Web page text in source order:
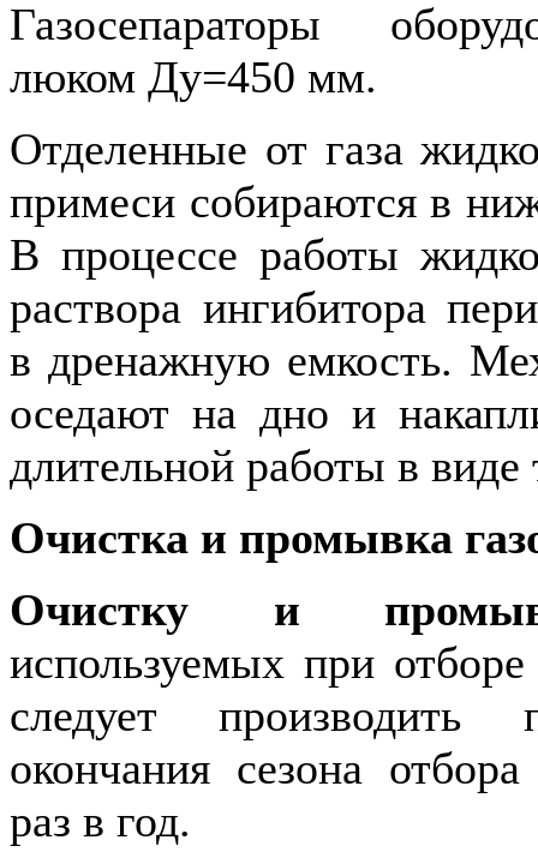
Газосепараторы
люком Ду=450 мм.
Отделенные от газа
примеси собираются в
В процессе работы
раствора ингибитора
в дренажную емкость.
оседают на дно и
длительной работы в виде
Очистка и промывка
Очистку и
используемых при
следует производить
окончания сезона
раз в год.